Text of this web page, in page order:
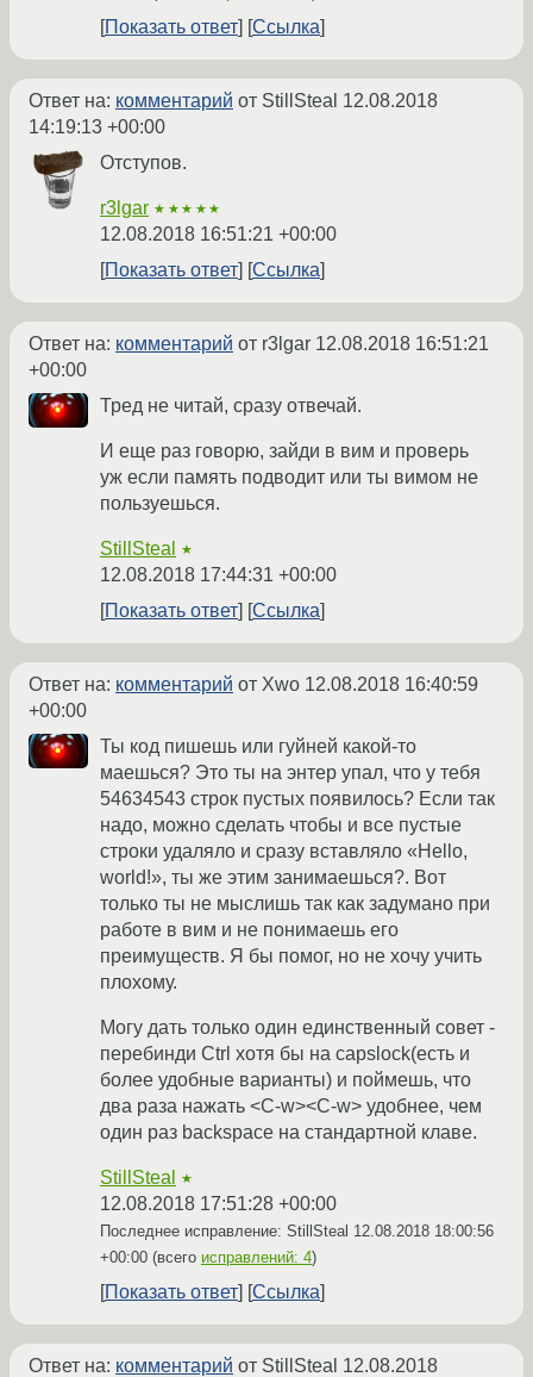
Показать ответ Ссылка
Ответ на: комментарий от StillSteal 12.08.2018
14:19:13 +00:00
Отступов.
r3lgar ★★★★★
12.08.2018 16:51:21 +00:00
Показать ответ
Ссылка
Ответ на: комментарий от r3lgar 12.08.2018 16:51:21
+00:00
Тред не читай, сразу отвечай.
И еще раз говорю, зайди в вим и проверь
уж если память подводит или ты вимом не
пользуешься.
StillSteal ★
12.08.2018 17:44:31 +00:00
Показать ответ
Ссылка
Ответ на: комментарий от Xwo 12.08.2018 16:40:59
+00:00
Ты код пишешь или гуйней какой-то
маешься? Это ты на энтер упал, что у тебя
54634543 строк пустых появилось? Если так
надо, можно сделать чтобы и все пустые
строки удаляло и сразу вставляло «Hello,
world!», ты же этим занимаешься?. Вот
только ты не мыслишь так как задумано при
работе в вим и не понимаешь его
преимуществ. Я бы помог, но не хочу учить
плохому.
Могу дать только один единственный совет -
перебинди Ctrl хотя бы на capslock(есть и
более удобные варианты) и поймешь, что
два раза нажать <C-w><C-w> удобнее, чем
один раз backspace на стандартной клаве.
StillSteal ★
12.08.2018 17:51:28 +00:00
Последнее исправление: StillSteal 12.08.2018 18:00:56
+00:00 (всего исправлений: 4)
Показать ответ Ссылка
Ответ на: комментарий от StillSteal 12.08.2018